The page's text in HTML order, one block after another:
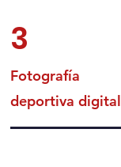
3
Fotografía
deportiva digital